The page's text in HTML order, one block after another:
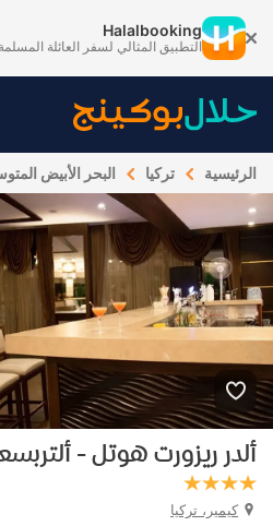
Halalbooking
التطبيق المثالي لسفر العائلة المسلمة
الرئيسية تركيا البحر الأبيض
ألدر ريزورت هوتل -
كيمير، تركيا